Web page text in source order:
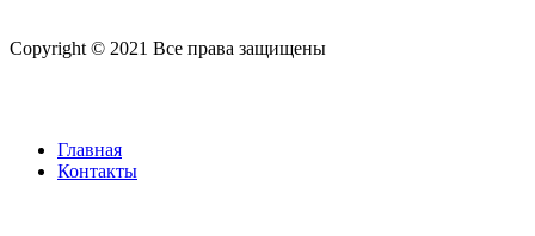
Copyright © 2021 Все права защищены
Главная
Контакты